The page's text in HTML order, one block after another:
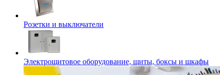
Розетки и выключатели
Электрощитовое оборудование, щиты, боксы и шкафы